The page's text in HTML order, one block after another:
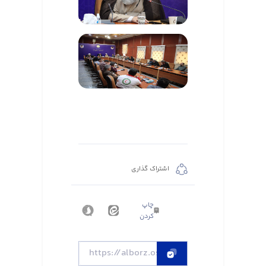
اشتراک گذاری
چاپ
کردن